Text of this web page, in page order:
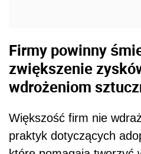
Firmy powinny
zwiększenie
wdrożeniom
Większość firm nie
praktyk dotyczących